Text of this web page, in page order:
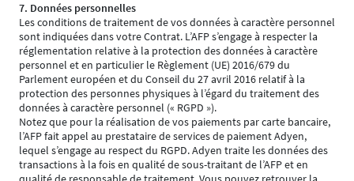
7. Données personnelles
Les conditions de traitement de vos données à caractère personnel
sont indiquées dans votre Contrat. L’AFP s’engage à respecter la
réglementation relative à la protection des données à caractère
personnel et en particulier le Règlement (UE) 2016/679 du
Parlement européen et du Conseil du 27 avril 2016 relatif à la
protection des personnes physiques à l’égard du traitement des
données à caractère personnel (« RGPD »).
Notez que pour la réalisation de vos paiements par carte bancaire,
l’AFP fait appel au prestataire de services de paiement Adyen,
lequel s’engage au respect du RGPD. Adyen traite les données des
transactions à la fois en qualité de sous-traitant de l’AFP et en